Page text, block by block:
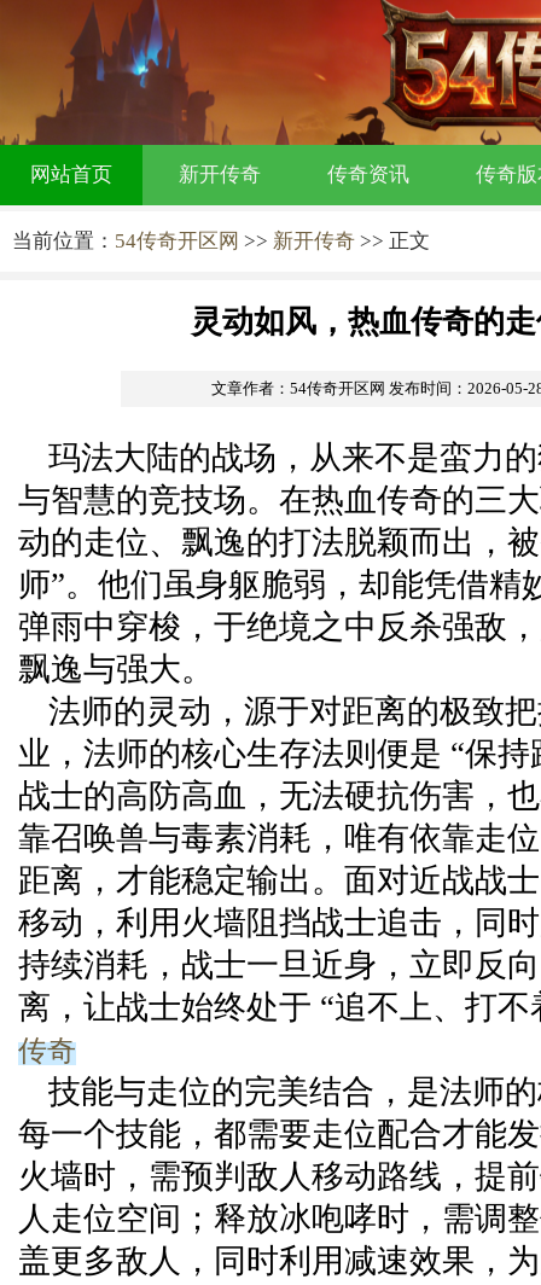
网站首页 新开传奇 传奇资讯 传奇
当前位置： 54传奇开区网 >> 新开传奇 >> 正文
灵动如风，热血传奇的
文章作者：54传奇开区网 发布时间：2026-05-
玛法大陆的战场，从来不是蛮力
与智慧的竞技场。在热血传奇的三
动的走位、飘逸的打法脱颖而出，
师”。他们虽身躯脆弱，却能凭借精
弹雨中穿梭，于绝境之中反杀强敌
飘逸与强大。
法师的灵动，源于对距离的极致
业，法师的核心生存法则便是 “保
战士的高防高血，无法硬抗伤害，
靠召唤兽与毒素消耗，唯有依靠走
距离，才能稳定输出。面对近战战
移动，利用火墙阻挡战士追击，同
持续消耗，战士一旦近身，立即反
离，让战士始终处于 “追不上、打
传奇
技能与走位的完美结合，是法师
每一个技能，都需要走位配合才能
火墙时，需预判敌人移动路线，提
人走位空间；释放冰咆哮时，需调
盖更多敌人，同时利用减速效果，